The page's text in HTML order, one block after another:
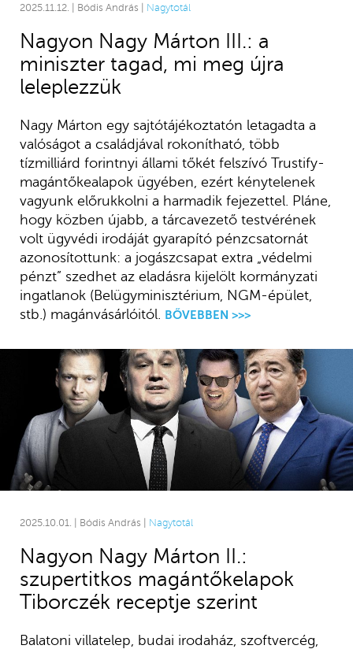
2025.11.12. | Bódis András | Nagytotál
Nagyon Nagy Márton III.: a
miniszter tagad, mi meg újra
leleplezzük
Nagy Márton egy sajtótájékoztatón letagadta a
valóságot a családjával rokonítható, több
tízmilliárd forintnyi állami tőkét felszívó Trustify-
magántőkealapok ügyében, ezért kénytelenek
vagyunk előrukkolni a harmadik fejezettel. Pláne,
hogy közben újabb, a tárcavezető testvérének
volt ügyvédi irodáját gyarapító pénzcsatornát
azonosítottunk: a jogászcsapat extra „védelmi
pénzt” szedhet az eladásra kijelölt kormányzati
ingatlanok (Belügyminisztérium, NGM-épület,
stb.) magánvásárlóitól. BŐVEBBEN >>>
2025.10.01. | Bódis András | Nagytotál
Nagyon Nagy Márton II.:
szupertitkos magántőkelapok
Tiborczék receptje szerint
Balatoni villatelep, budai irodaház, szoftvercég,